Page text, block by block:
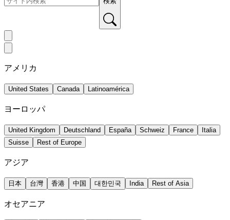
アメリカ
United States Canada Latinoamérica
ヨーロッパ
United Kingdom Deutschland España Schweiz France
Italia
Suisse
Rest of Europe
アジア
日本 台灣 香港 中国 대한민국 India Rest of Asia
オセアニア